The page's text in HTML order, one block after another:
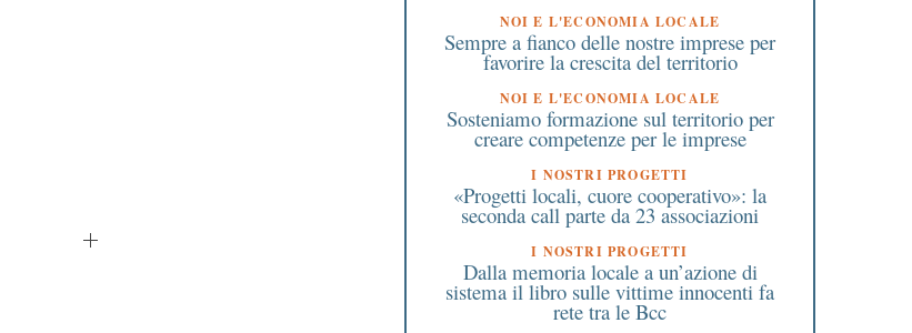
NOI E L'ECONOMIA LOCALE
Sempre a fianco delle nostre imprese per
favorire la crescita del territorio
NOI E L'ECONOMIA LOCALE
Sosteniamo formazione sul territorio per
creare competenze per le imprese
I NOSTRI PROGETTI
«Progetti locali, cuore cooperativo»: la
seconda call parte da 23 associazioni
I NOSTRI PROGETTI
Dalla memoria locale a un’azione di
sistema il libro sulle vittime innocenti fa
rete tra le Bcc